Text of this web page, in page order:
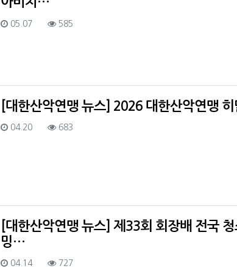
등록일
05.07 조회
585
[대한산악연맹 뉴스] 2026 대한산악연맹
등록일
04.20 조회
683
[대한산악연맹 뉴스] 제33회 회장배 전국
밍…
등록일
04.14 조회
727